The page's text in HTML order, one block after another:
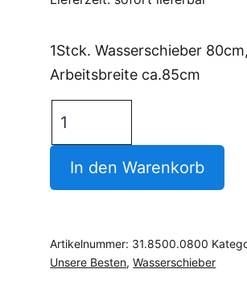
1Stck. Wasserschieber 80cm,
Arbeitsbreite ca.85cm
Stahl
gepulvert
In den Warenkorb
Artikelnummer: 31.8500.0800
Unsere Besten,Wasserschieber